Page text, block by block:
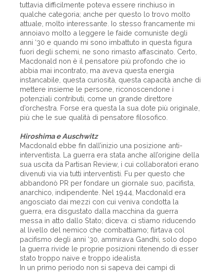
tuttavia difficilmente poteva essere rinchiuso in
qualche categoria; anche per questo lo trovo molto
attuale, molto interessante. Io stesso francamente mi
annoiavo molto a leggere le faide comuniste degli
anni ‘30 e quando mi sono imbattuto in questa figura
fuori degli schemi, ne sono rimasto affascinato. Certo,
Macdonald non è il pensatore più profondo che io
abbia mai incontrato, ma aveva questa energia
instancabile, questa curiosità, questa capacità anche di
mettere insieme le persone, riconoscendone i
potenziali contributi, come un grande direttore
d’orchestra. Forse era questa la sua dote più originale,
più che le sue qualità di pensatore filosofico.
Hiroshima e Auschwitz
Macdonald ebbe fin dall’inizio una posizione anti-
interventista. La guerra era stata anche all’origine della
sua uscita da Partisan Review, i cui collaboratori erano
divenuti via via tutti interventisti. Fu per questo che
abbandonò PR per fondare un giornale suo, pacifista,
anarchico, indipendente. Nel 1944, Macdonald era
angosciato dai mezzi con cui veniva condotta la
guerra, era disgustato dalla macchina da guerra
messa in atto dallo Stato; diceva: ci stiamo riducendo
al livello del nemico che combattiamo; flirtava col
pacifismo degli anni ‘30, ammirava Gandhi, solo dopo
la guerra rivide le proprie posizioni ritenendo di esser
stato troppo naive e troppo idealista.
In un primo periodo non si sapeva dei campi di